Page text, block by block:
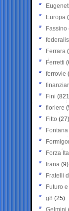
Europa
Fassino
Ferrara
Ferretti
ferrovie
Fini
fioriere
Fitto (27)
Forza
frana (9)
Fratelli
Futuro
g8 (25)
Gelmini